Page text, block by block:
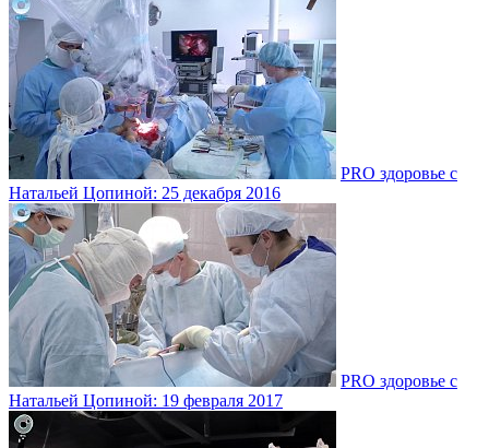
PRO здоровье с
Натальей Цопиной: 25 декабря 2016
PRO здоровье с
Натальей Цопиной: 19 февраля 2017